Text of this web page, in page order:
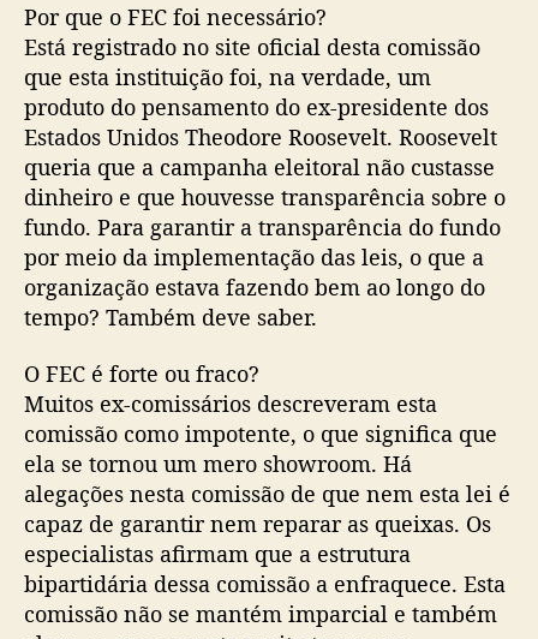
Por que o FEC foi necessário?
Está registrado no site oficial desta comissão
que esta instituição foi, na verdade, um
produto do pensamento do ex-presidente dos
Estados Unidos Theodore Roosevelt. Roosevelt
queria que a campanha eleitoral não custasse
dinheiro e que houvesse transparência sobre o
fundo. Para garantir a transparência do fundo
por meio da implementação das leis, o que a
organização estava fazendo bem ao longo do
tempo? Também deve saber.
O FEC é forte ou fraco?
Muitos ex-comissários descreveram esta
comissão como impotente, o que significa que
ela se tornou um mero showroom. Há
alegações nesta comissão de que nem esta lei é
capaz de garantir nem reparar as queixas. Os
especialistas afirmam que a estrutura
bipartidária dessa comissão a enfraquece. Esta
comissão não se mantém imparcial e também